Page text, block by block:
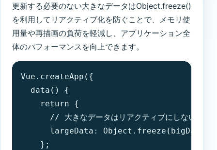
更新する必要のない大きなデータはObject.freeze()
を利用してリアクティブ化を防ぐことで、メモリ使
用量や再描画の負荷を軽減し、アプリケーション全
体のパフォーマンスを向上できます。
Vue.createApp({
  data() {
    return {
      // 大きなデータはリアクティブにしない
      largeData: Object.freeze(bigData)
    };